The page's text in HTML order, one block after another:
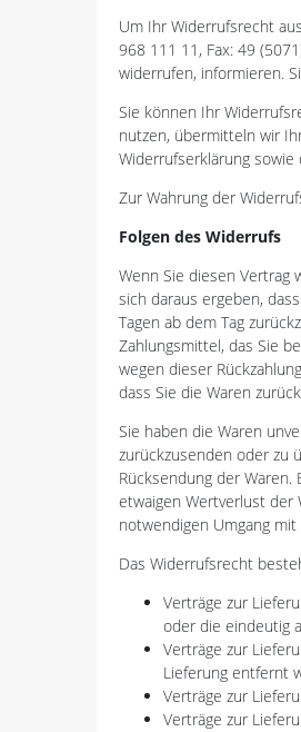
Um Ihr Widerrufsrecht
968 111 11, Fax: 49
widerrufen, informieren.
Sie können Ihr
nutzen, übermitteln wir
Widerrufserklärung
Zur Wahrung der
Folgen des Widerrufs
Wenn Sie diesen Vertrag
sich daraus ergeben,
Tagen ab dem Tag
Zahlungsmittel, das Sie
wegen dieser
dass Sie die Waren
Sie haben die Waren
zurückzusenden oder zu
Rücksendung der
etwaigen Wertverlust der
notwendigen Umgang
Das Widerrufsrecht
Verträge zur
oder die eindeutig
Verträge zur
Lieferung entfernt
Verträge zur
Verträge zur